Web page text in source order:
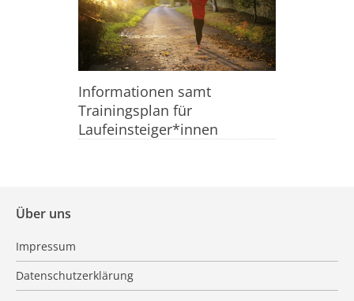
Informationen samt
Trainingsplan für
Laufeinsteiger*innen
Über uns
Impressum
Datenschutzerklärung